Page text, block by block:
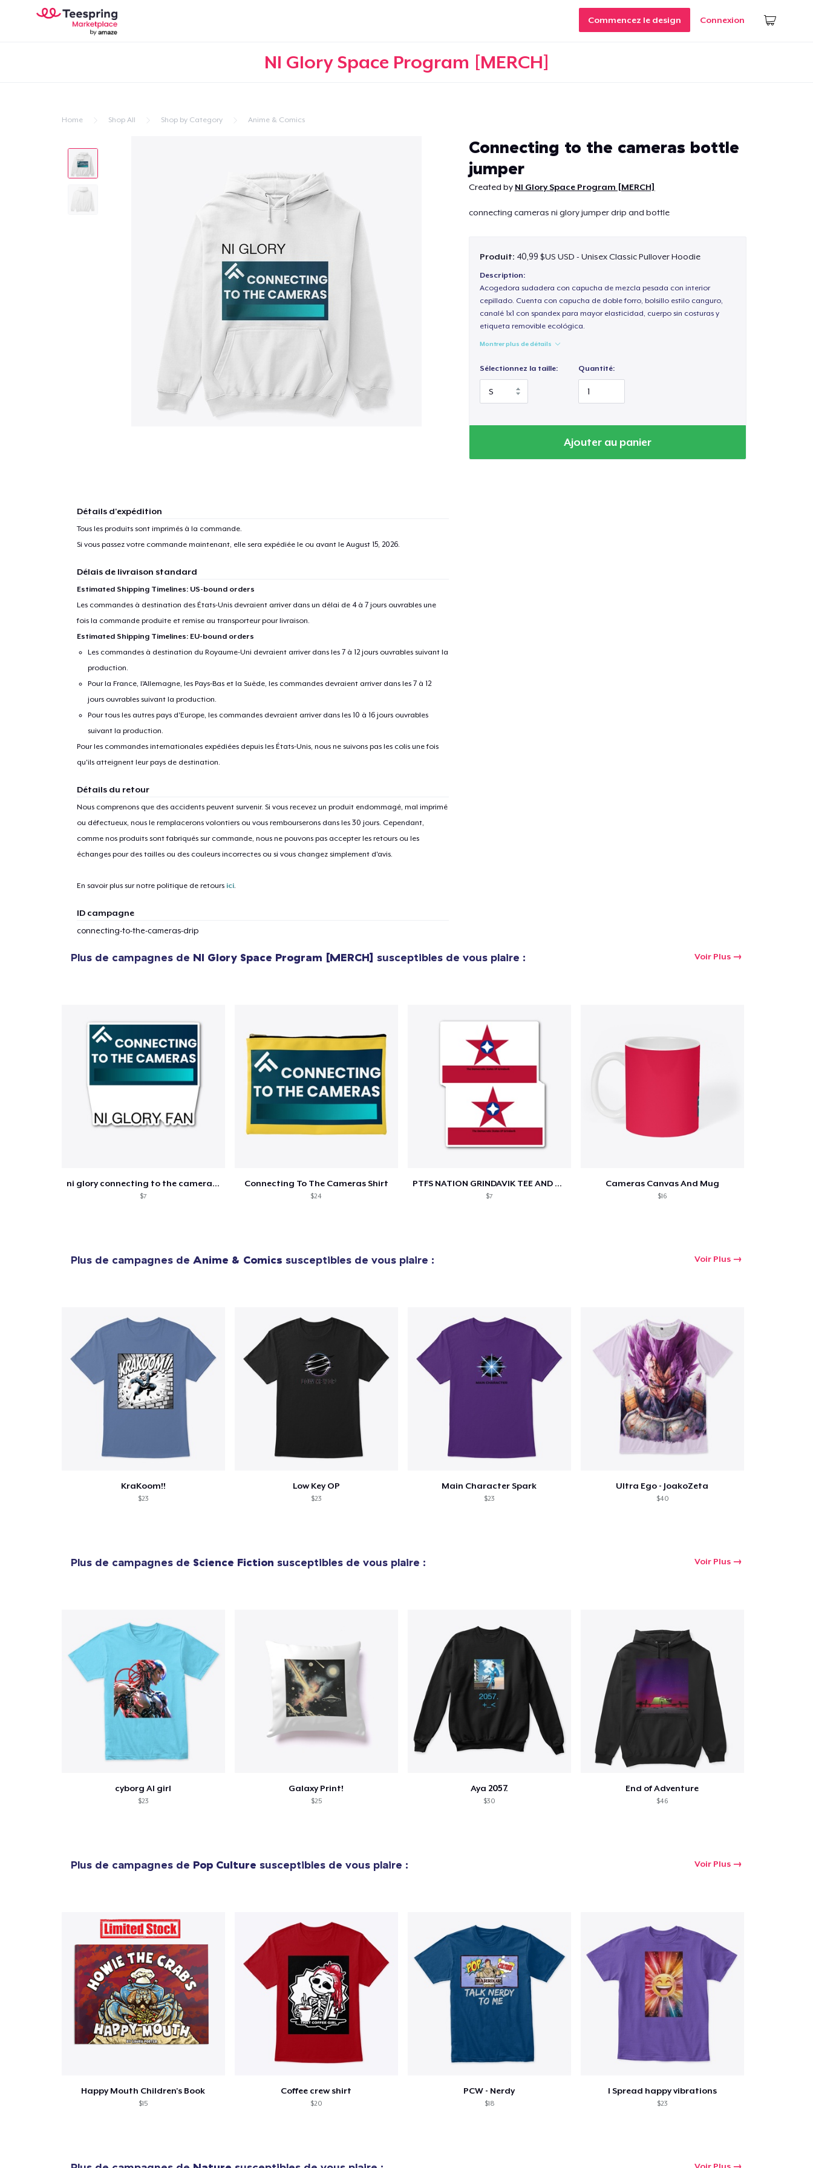
Commencez le design Connexion
NI Glory Space Program [MERCH]
Home Shop All Shop by Category Anime & Comics
Connecting to the cameras bottle
jumper
Created by NI Glory Space Program [MERCH]
connecting cameras ni glory jumper drip and bottle
Produit: 40,99 $US USD - Unisex Classic Pullover Hoodie
Description:
Acogedora sudadera con capucha de mezcla pesada con interior
cepillado. Cuenta con capucha de doble forro, bolsillo estilo canguro,
canalé 1x1 con spandex para mayor elasticidad, cuerpo sin costuras y
etiqueta removible ecológica.
Montrer plus de détails
Sélectionnez la taille: Quantité:
Ajouter au panier
Détails d'expédition
Tous les produits sont imprimés à la commande.
Si vous passez votre commande maintenant, elle sera expédiée le ou avant le August 15, 2026.
Délais de livraison standard
Estimated Shipping Timelines: US-bound orders
Les commandes à destination des États-Unis devraient arriver dans un délai de 4 à 7 jours ouvrables une
fois la commande produite et remise au transporteur pour livraison.
Estimated Shipping Timelines: EU-bound orders
Les commandes à destination du Royaume-Uni devraient arriver dans les 7 à 12 jours ouvrables suivant la
production.
Pour la France, l'Allemagne, les Pays-Bas et la Suède, les commandes devraient arriver dans les 7 à 12
jours ouvrables suivant la production.
Pour tous les autres pays d'Europe, les commandes devraient arriver dans les 10 à 16 jours ouvrables
suivant la production.
Pour les commandes internationales expédiées depuis les États-Unis, nous ne suivons pas les colis une fois
qu'ils atteignent leur pays de destination.
Détails du retour
Nous comprenons que des accidents peuvent survenir. Si vous recevez un produit endommagé, mal imprimé
ou défectueux, nous le remplacerons volontiers ou vous rembourserons dans les 30 jours. Cependant,
comme nos produits sont fabriqués sur commande, nous ne pouvons pas accepter les retours ou les
échanges pour des tailles ou des couleurs incorrectes ou si vous changez simplement d'avis.
En savoir plus sur notre politique de retours ici.
ID campagne
connecting-to-the-cameras-drip
Plus de campagnes de NI Glory Space Program [MERCH] susceptibles de vous plaire : Voir Plus
ni glory connecting to the cameras women
$7
Connecting To The Cameras Shirt
$24
PTFS NATION GRINDAVIK TEE AND STICKER
$7
Cameras Canvas And Mug
$16
Plus de campagnes de Anime & Comics susceptibles de vous plaire : Voir Plus
KraKoom!!
$23
Low Key OP
$23
Main Character Spark
$23
Ultra Ego - JoakoZeta
$40
Plus de campagnes de Science Fiction susceptibles de vous plaire : Voir Plus
cyborg AI girl
$23
Galaxy Print!
$25
Aya 2057.
$30
End of Adventure
$46
Plus de campagnes de Pop Culture susceptibles de vous plaire : Voir Plus
Happy Mouth Children's Book
$15
Coffee crew shirt
$20
PCW - Nerdy
$18
I Spread happy vibrations
$23
Panier
Procéder à la
Vérification
Continuer Mes Achats